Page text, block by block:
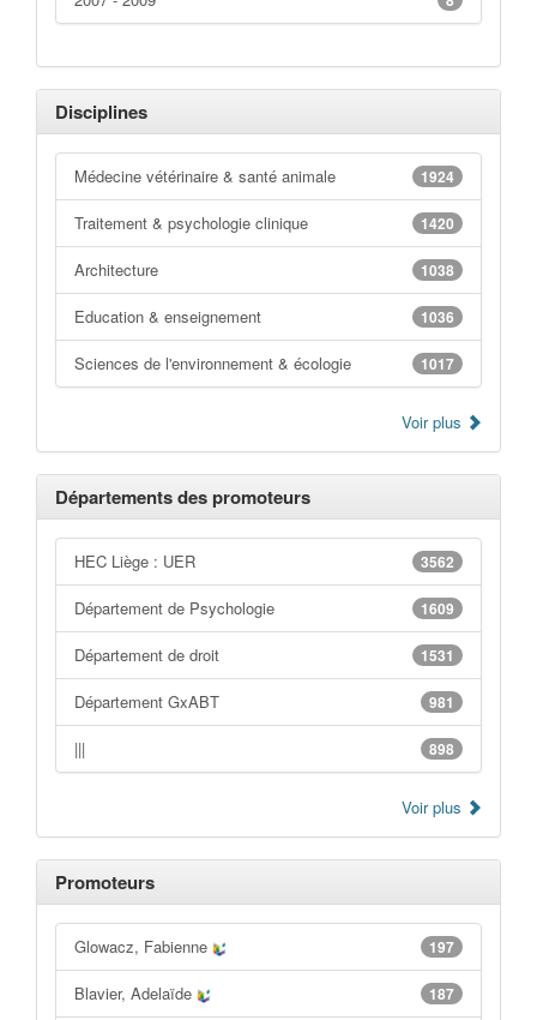
Disciplines
1924
Médecine vétérinaire & santé animale
1420
Traitement & psychologie clinique
1038
Architecture
1036
Education & enseignement
1017
Sciences de l'environnement & écologie
Voir plus
Départements des promoteurs
3562
HEC Liège : UER
1609
Département de Psychologie
1531
Département de droit
981
Département GxABT
898
|||
Voir plus
Promoteurs
197
Glowacz, Fabienne
187
Blavier, Adelaïde